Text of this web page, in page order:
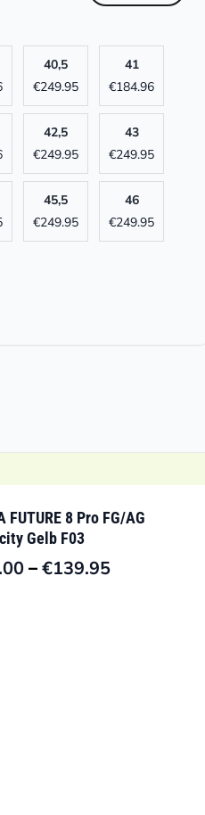
40,5
€249.95
41
€184.96
42,5
€249.95
43
€249.95
45,5
€249.95
46
€249.95
FUTURE 8 Pro FG/AG
Gelb F03
–€139.95Preisspanne: